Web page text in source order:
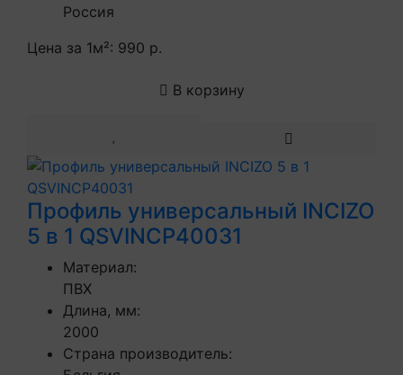
Россия
Цена за 1м²: 990 р.
В корзину
Профиль универсальный INCIZO
5 в 1 QSVINCP40031
Материал:
ПВХ
Длина, мм:
2000
Страна производитель: